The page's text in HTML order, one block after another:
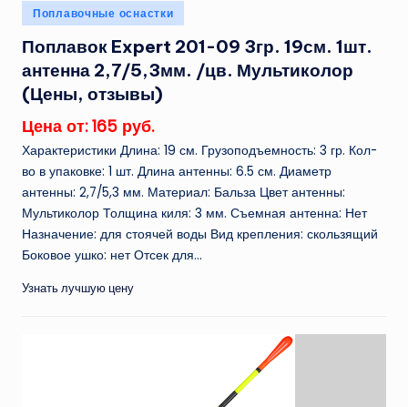
Опубликовано
в
Поплавочные оснастки
Поплавок Expert 201-09 3гр. 19см. 1шт.
антенна 2,7/5,3мм. /цв. Мультиколор
(Цены, отзывы)
Цена от: 165 руб.
Характеристики Длина: 19 см. Грузоподъемность: 3 гр. Кол-
во в упаковке: 1 шт. Длина антенны: 6.5 см. Диаметр
антенны: 2,7/5,3 мм. Материал: Бальза Цвет антенны:
Мультиколор Толщина киля: 3 мм. Съемная антенна: Нет
Назначение: для стоячей воды Вид крепления: скользящий
Боковое ушко: нет Отсек для...
Узнать лучшую цену